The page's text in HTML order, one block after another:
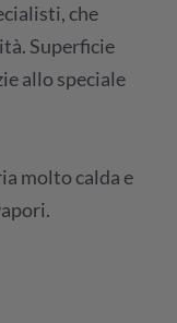
che
Superficie
allo speciale
molto calda e